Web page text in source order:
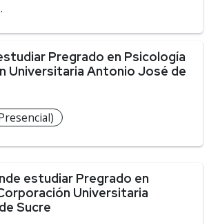
Pregrado en Psicología
Universitaria Antonio José de
estudiar Pregrado en
Universitaria
Sucre